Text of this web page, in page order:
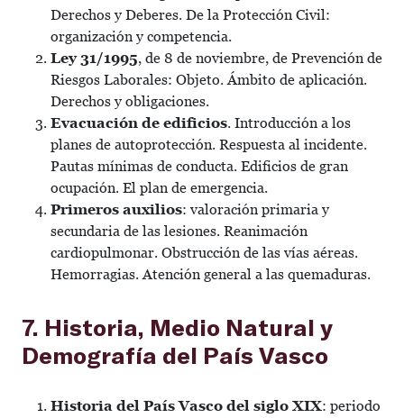
Derechos y Deberes. De la Protección Civil:
organización y competencia.
Ley 31/1995, de 8 de noviembre, de Prevención de
Riesgos Laborales: Objeto. Ámbito de aplicación.
Derechos y obligaciones.
Evacuación de edificios. Introducción a los
planes de autoprotección. Respuesta al incidente.
Pautas mínimas de conducta. Edificios de gran
ocupación. El plan de emergencia.
Primeros auxilios: valoración primaria y
secundaria de las lesiones. Reanimación
cardiopulmonar. Obstrucción de las vías aéreas.
Hemorragias. Atención general a las quemaduras.
7. Historia, Medio Natural y
Demografía del País Vasco
Historia del País Vasco del siglo XIX: periodo